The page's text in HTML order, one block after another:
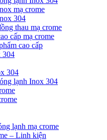
mạ crome
304
thau mạ crome
cấp mạ crome
cao cấp
304
304
lạnh Inox 304
lạnh mạ crome
– Linh kiện